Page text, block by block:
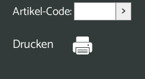
Artikel-Code: >
Drucken